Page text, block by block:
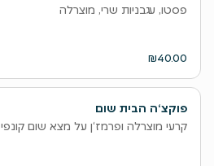
פסטו, עגבניות שרי, מוצרלה
₪40.00
פוקצ‘ה הבית שום
קרעי מוצרלה ופרמז‘ן על מצא שום קונפי